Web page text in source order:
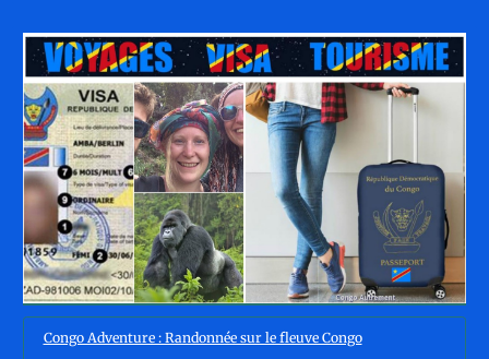
Congo Adventure : Randonnée sur le fleuve Congo